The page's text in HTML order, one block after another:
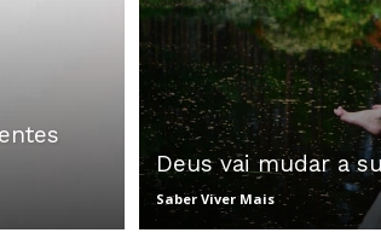
Deus vai mudar a
Saber Viver Mais